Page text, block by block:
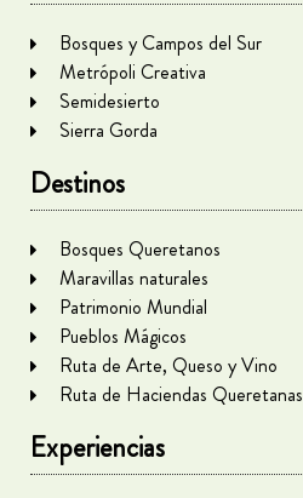
Bosques y Campos del Sur
Metrópoli Creativa
Semidesierto
Sierra Gorda
Destinos
Bosques Queretanos
Maravillas naturales
Patrimonio Mundial
Pueblos Mágicos
Ruta de Arte, Queso y Vino
Ruta de Haciendas Queretanas
Experiencias